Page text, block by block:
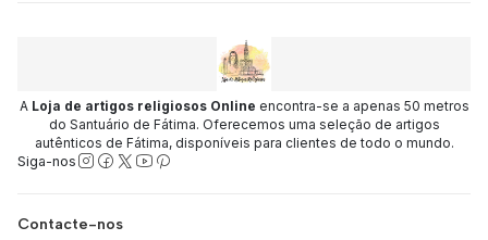
A Loja de artigos religiosos Online encontra-se a apenas 50 metros
do Santuário de Fátima. Oferecemos uma seleção de artigos
autênticos de Fátima, disponíveis para clientes de todo o mundo.
Siga-nos
Contacte-nos